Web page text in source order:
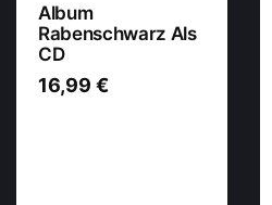
Album
Rabenschwarz Als
CD
16,99 €